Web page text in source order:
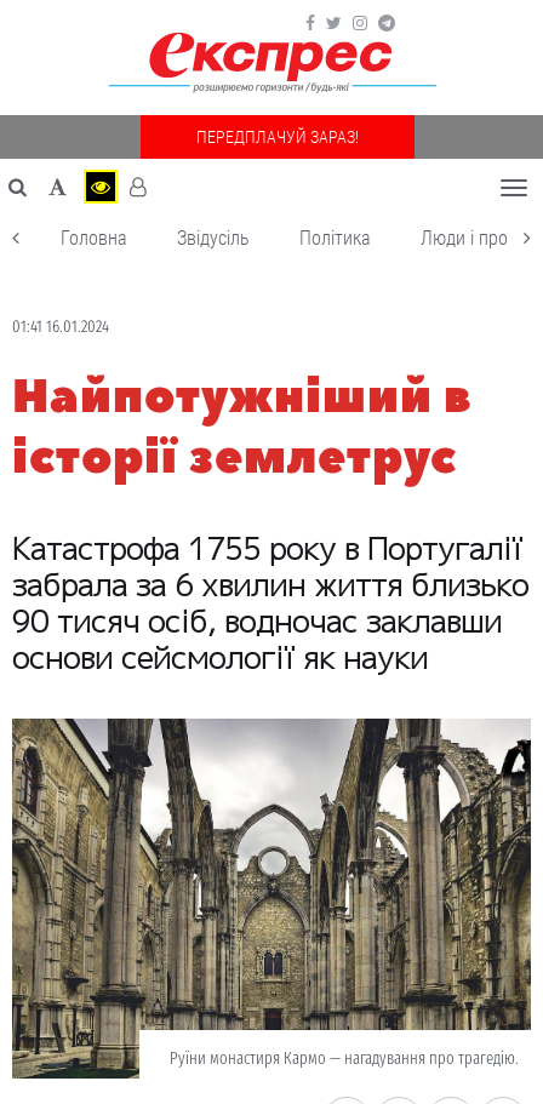
ПЕРЕДПЛАЧУЙ ЗАРАЗ!
Головна Звідусіль Політика Люди і
01:41 16.01.2024
Найпотужніший в
історії землетрус
Катастрофа 1755 року в Португалії
забрала за 6 хвилин життя близько
90 тисяч осіб, водночас заклавши
основи сейсмології як науки
Руїни монастиря Кармо — нагадування про трагедію.